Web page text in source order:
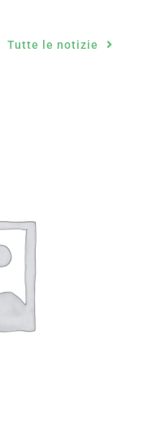
Tutte le notizie